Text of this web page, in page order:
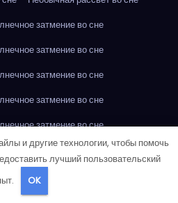
затмение во сне
затмение во сне
затмение во сне
затмение во сне
затмение во сне
затмение во сне
затмение во сне
затмение во сне
и другие технологии, чтобы помочь
лучший пользовательский
OK